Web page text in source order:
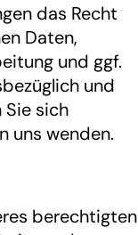
das Recht
Daten,
und ggf.
und
Sie sich
uns wenden.
berechtigten